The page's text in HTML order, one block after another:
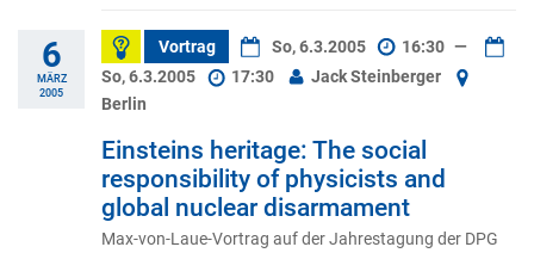
6
MÄRZ
2005
Vortrag So, 6.3.2005 16:30 —
So, 6.3.2005
17:30
Jack Steinberger
Berlin
Einsteins heritage: The social
responsibility of physicists and
global nuclear disarmament
Max-von-Laue-Vortrag auf der Jahrestagung der DPG